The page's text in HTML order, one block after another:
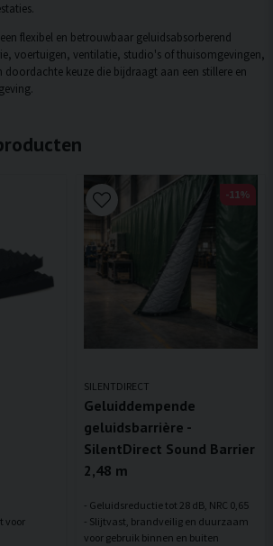
flexibel en betrouwbaar geluidsabsorberend
voertuigen, ventilatie, studio's of thuisomgevingen,
doordachte keuze die bijdraagt aan een stillere en
voor
SILENTDIRECT
Geluiddempende
geluidsbarrière -
SilentDirect Sound Barrier
2,48 m
- Geluidsreductie tot 28 dB, NRC 0,65
- Slijtvast, brandveilig en duurzaam
voor gebruik binnen en buiten
-11%